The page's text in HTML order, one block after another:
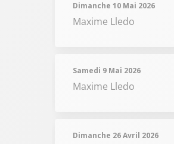
Dimanche 10 Mai 2026
Maxime Lledo
Samedi 9 Mai 2026
Maxime Lledo
Dimanche 26 Avril 2026